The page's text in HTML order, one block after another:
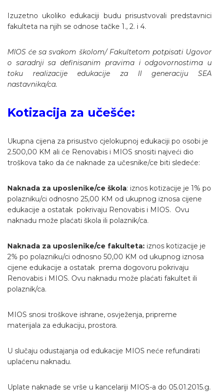
Izuzetno ukoliko edukaciji budu prisustvovali predstavnici
fakulteta na njih se odnose tačke 1., 2. i 4.
MIOS će sa svakom školom/ Fakultetom potpisati Ugovor
o saradnji sa definisanim pravima i odgovornostima u
toku realizacije edukacije za II generaciju SEA
nastavnika/ca.
Kotizacija za učešće:
Ukupna cijena za prisustvo cjelokupnoj edukaciji po osobi je
2.500,00 KM ali će Renovabis i MIOS snositi najveći dio
troškova tako da će naknade za učesnike/ce biti sledeće:
Naknada za uposlenike/ce škola: iznos kotizacije je 1% po
polazniku/ci odnosno 25,00 KM od ukupnog iznosa cijene
edukacije a ostatak pokrivaju Renovabis i MIOS. Ovu
naknadu može plaćati škola ili polaznik/ca.
Naknada za uposlenike/ce fakulteta: iznos kotizacije je
2% po polazniku/ci odnosno 50,00 KM od ukupnog iznosa
cijene edukacije a ostatak prema dogovoru pokrivaju
Renovabis i MIOS. Ovu naknadu može plaćati fakultet ili
polaznik/ca.
MIOS snosi troškove ishrane, osvježenja, pripreme
materijala za edukaciju, prostora.
U slučaju odustajanja od edukacije MIOS neće refundirati
uplaćenu naknadu.
Uplate naknade se vrše u kancelariji MIOS-a do 05.01.2015.g.